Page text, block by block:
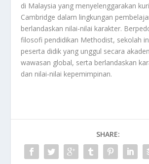
di Malaysia yang menyelenggarakan
Cambridge dalam lingkungan
berlandaskan nilai-nilai karakter.
filosofi pendidikan Methodist, sekolah
peserta didik yang unggul secara
wawasan global, serta berlandaskan
dan nilai-nilai kepemimpinan.
SHARE: